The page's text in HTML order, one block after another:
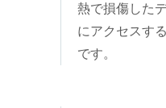
熱で損傷した
にアクセスす
です。